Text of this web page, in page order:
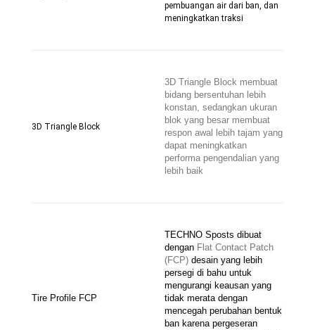
pembuangan air dari ban, dan
meningkatkan traksi
3D Triangle Block
3D Triangle Block membuat
bidang bersentuhan lebih
konstan, sedangkan ukuran
blok yang besar membuat
respon awal lebih tajam yang
dapat meningkatkan
performa pengendalian yang
lebih baik
Tire Profile FCP
TECHNO Sposts dibuat
dengan Flat Contact Patch
(FCP) desain yang lebih
persegi di bahu untuk
mengurangi keausan yang
tidak merata dengan
mencegah perubahan bentuk
ban karena pergeseran